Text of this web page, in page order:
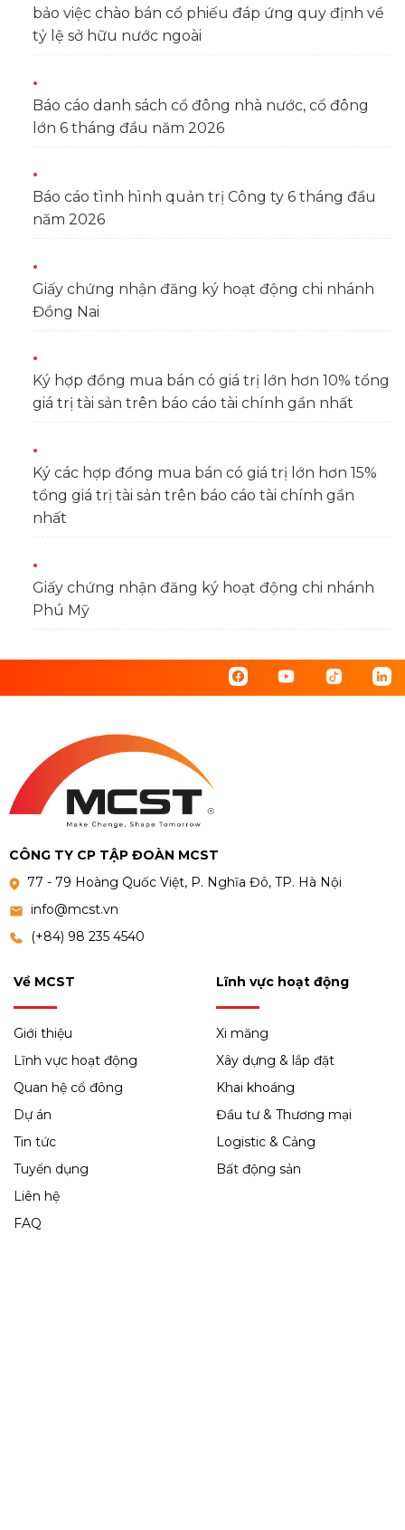
bảo việc chào bán cổ phiếu đáp ứng quy định về
tỷ lệ sở hữu nước ngoài
Báo cáo danh sách cổ đông nhà nước, cổ đông
lớn 6 tháng đầu năm 2026
Báo cáo tình hình quản trị Công ty 6 tháng đầu
năm 2026
Giấy chứng nhận đăng ký hoạt động chi nhánh
Đồng Nai
Ký hợp đồng mua bán có giá trị lớn hơn 10% tổng
giá trị tài sản trên báo cáo tài chính gần nhất
Ký các hợp đồng mua bán có giá trị lớn hơn 15%
tổng giá trị tài sản trên báo cáo tài chính gần
nhất
Giấy chứng nhận đăng ký hoạt động chi nhánh
Phú Mỹ
CÔNG TY CP TẬP ĐOÀN MCST
77 - 79 Hoàng Quốc Việt, P. Nghĩa Đô, TP. Hà Nội
info@mcst.vn
(+84) 98 235 4540
Về MCST
Giới thiệu
Lĩnh vực hoạt động
Quan hệ cổ đông
Dự án
Tin tức
Tuyển dụng
Liên hệ
FAQ
Lĩnh vực hoạt động
Xi măng
Xây dựng & lắp đặt
Khai khoáng
Đầu tư & Thương mại
Logistic & Cảng
Bất động sản